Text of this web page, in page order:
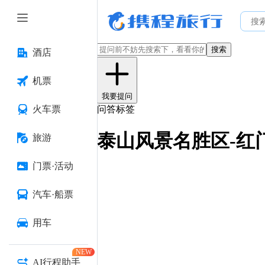
酒店
机票
火车票
旅游
门票·活动
汽车·船票
用车
AI行程助手
NEW
搜索
我要提问
问答标签
泰山风景名胜区-红